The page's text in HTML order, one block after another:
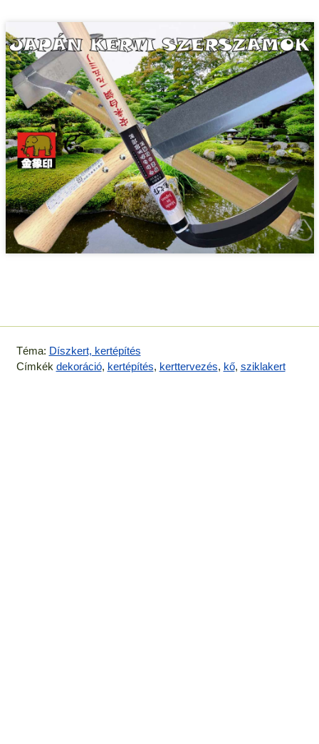
Téma: Díszkert, kertépítés
Címkék dekoráció, kertépítés, kerttervezés, kő, sziklakert